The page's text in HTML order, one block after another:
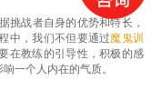
挑战者自身的优势和特长，
中，我们不但要通过魔鬼训
在教练的引导性，积极的感
一个人内在的气质。